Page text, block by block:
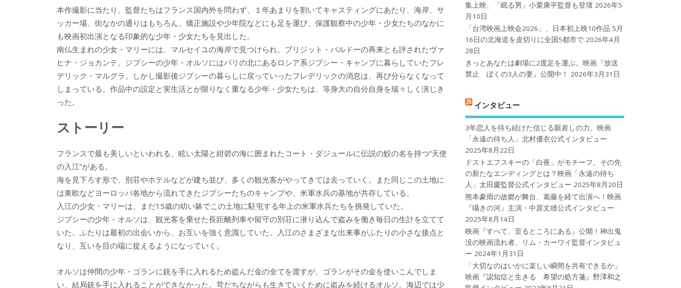
本作撮影に当たり、監督たちはフランス国内外を問わず、１年あまりを割いてキャスティングにあたり、海岸、サ
ッカー場、街なかの通りはもちろん、矯正施設や少年院などにも足を運び、保護観察中の少年・少女たちのなかに
も映画初出演となる印象的な少年・少女たちを見出した。
南仏生まれの少女・マリーには、マルセイユの海岸で見つけられ、ブリジット・バルドーの再来とも評されたヴァ
ヒナ・ジョカンテ。ジプシーの少年・オルソにはパリの北にあるロシア系ジプシー・キャンプに暮らしていたフレ
デリック・マルグラ。しかし撮影後ジプシーの暮らしに戻っていったフレデリックの消息は、再び分らなくなって
しまっている。作品中の設定と実生活とが限りなく重なる少年・少女たちは、等身大の自分自身を瑞々しく演じき
った。
ストーリー
フランスで最も美しいといわれる、眩い太陽と紺碧の海に囲まれたコート・ダジュールに伝説の鮫の名を持つ“天使
の入江”がある。
海を見下ろす形で、別荘やホテルなどが建ち並び、多くの観光客がやってきては去っていく。また同じこの土地に
は東欧などヨーロッパ各地から流れてきたジプシーたちのキャンプや、米軍水兵の基地が共存している。
入江の少女・マリーは、まだ15歳の幼い躰でこの土地に駐屯する年上の米軍水兵たちを挑発していた。
ジプシーの少年・オルソは、観光客を乗せた長距離列車や留守の別荘に潜り込んで盗みを働き毎日の生計を立てて
いた。ふたりは最初の出会いから、お互いを強く意識していた。入江のさまざまな出来事がふたりの小さな接点と
なり、互いを目の端に捉えるようになっていく。
オルソは仲間の少年・ゴランに銃を手に入れるため盗んだ金の全てを渡すが、ゴランがその金を使いこんでしま
い、結局銃を手に入れることができなかった。苛だちながらも生きていくために盗みを続けるオルソ。海辺では少
集上映、「眠る男」小栗康平監督も登壇 2026年5
月10日
「台湾映画上映会2026」、日本初上映10作品 5月
16日の北海道を皮切りに全国5都市で 2026年4月
28日
きっとあなたは劇場に2度足を運ぶ。映画『放送
禁止 ぼくの3人の妻』公開中！
2026年3月31日
インタビュー
3年恋人を待ち続けた信じる眼差しの力。映画
「永遠の待ち人」北村優衣公式インタビュー
2025年8月22日
ドストエフスキーの「白夜」がモチーフ。その先
の新たなエンディングとは？映画「永遠の待ち
人」太田慶監督公式インタビュー 2025年8月20日
熊本豪雨の故郷が舞台、葛藤を経て出演へ！映画
『囁きの河』主演・中原丈雄公式インタビュー
2025年8月14日
映画『すべて、至るところにある』公開！神出鬼
没の映画流れ者、リム・カーワイ監督インタビュ
ー 2024年1月31日
「大切なのはいかに楽しい瞬間を共有できるか」
映画『認知症と生きる 希望の処方箋』野澤和之